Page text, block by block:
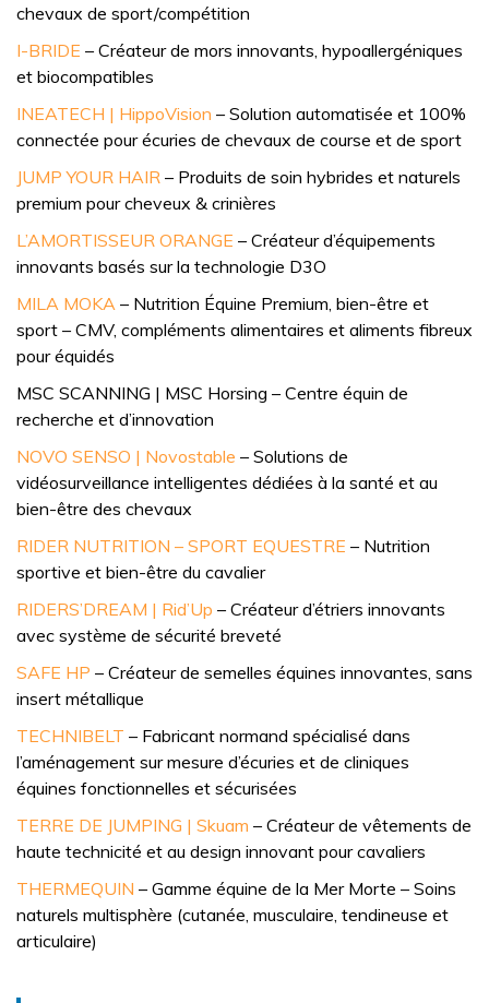
chevaux de sport/compétition
I-BRIDE – Créateur de mors innovants, hypoallergéniques
et biocompatibles
INEATECH | HippoVision – Solution automatisée et 100%
connectée pour écuries de chevaux de course et de sport
JUMP YOUR HAIR – Produits de soin hybrides et naturels
premium pour cheveux & crinières
L’AMORTISSEUR ORANGE – Créateur d’équipements
innovants basés sur la technologie D3O
MILA MOKA – Nutrition Équine Premium, bien-être et
sport – CMV, compléments alimentaires et aliments fibreux
pour équidés
MSC SCANNING | MSC Horsing – Centre équin de
recherche et d’innovation
NOVO SENSO | Novostable – Solutions de
vidéosurveillance intelligentes dédiées à la santé et au
bien-être des chevaux
RIDER NUTRITION – SPORT EQUESTRE – Nutrition
sportive et bien-être du cavalier
RIDERS’DREAM | Rid’Up – Créateur d’étriers innovants
avec système de sécurité breveté
SAFE HP – Créateur de semelles équines innovantes, sans
insert métallique
TECHNIBELT – Fabricant normand spécialisé dans
l’aménagement sur mesure d’écuries et de cliniques
équines fonctionnelles et sécurisées
TERRE DE JUMPING | Skuam – Créateur de vêtements de
haute technicité et au design innovant pour cavaliers
THERMEQUIN – Gamme équine de la Mer Morte – Soins
naturels multisphère (cutanée, musculaire, tendineuse et
articulaire)